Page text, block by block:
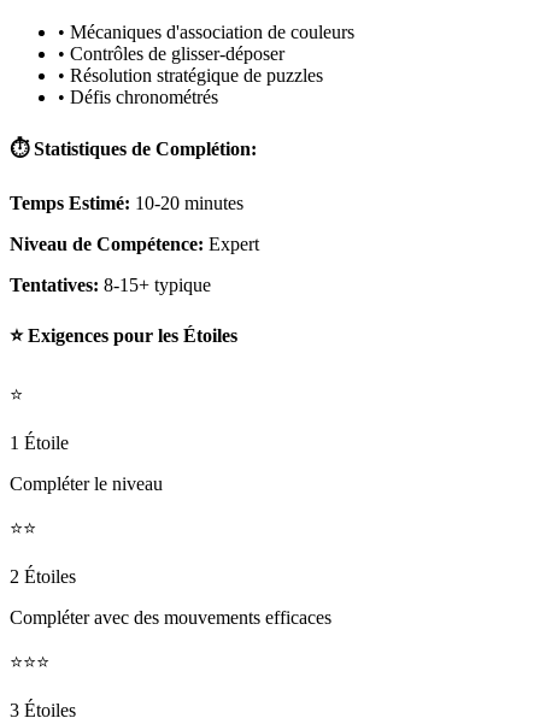
• Mécaniques d'association de couleurs
• Contrôles de glisser-déposer
• Résolution stratégique de puzzles
• Défis chronométrés
⏱️ Statistiques de Complétion:
Temps Estimé: 10-20 minutes
Niveau de Compétence: Expert
Tentatives: 8-15+ typique
⭐ Exigences pour les Étoiles
⭐
1 Étoile
Compléter le niveau
⭐⭐
2 Étoiles
Compléter avec des mouvements efficaces
⭐⭐⭐
3 Étoiles